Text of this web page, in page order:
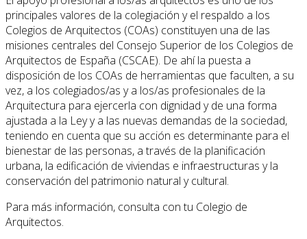
principales valores de la colegiación y el respaldo a los
Colegios de Arquitectos (COAs) constituyen una de las
misiones centrales del Consejo Superior de los Colegios de
Arquitectos de España (CSCAE). De ahí la puesta a
disposición de los COAs de herramientas que faculten, a su
vez, a los colegiados/as y a los/as profesionales de la
Arquitectura para ejercerla con dignidad y de una forma
ajustada a la Ley y a las nuevas demandas de la sociedad,
teniendo en cuenta que su acción es determinante para el
bienestar de las personas, a través de la planificación
urbana, la edificación de viviendas e infraestructuras y la
conservación del patrimonio natural y cultural.
Para más información, consulta con tu Colegio de
Arquitectos.